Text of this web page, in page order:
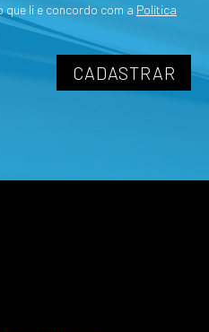
que li e concordo com a Política